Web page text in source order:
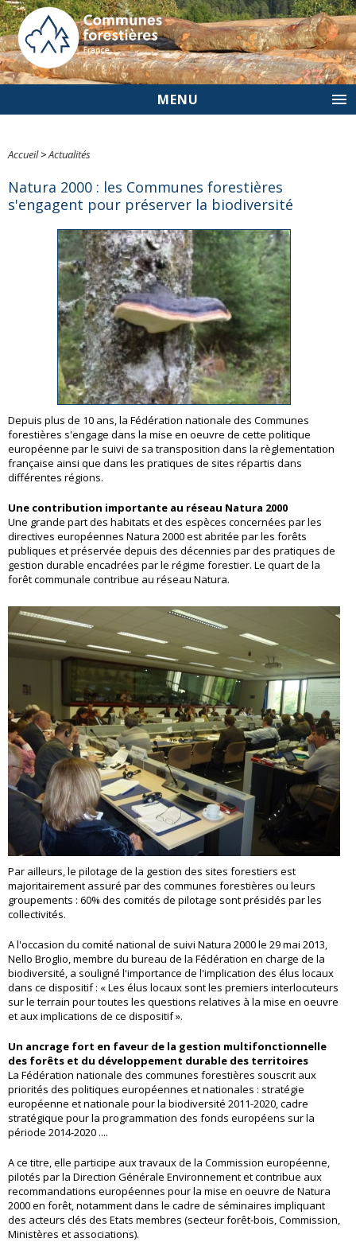
MENU
Accueil>Actualités
Natura 2000 : les Communes forestières
s'engagent pour préserver la biodiversité
Depuis plus de 10 ans, la Fédération nationale des Communes
forestières s'engage dans la mise en oeuvre de cette politique
européenne par le suivi de sa transposition dans la règlementation
française ainsi que dans les pratiques de sites répartis dans
différentes régions.
Une contribution importante au réseau Natura 2000
Une grande part des habitats et des espèces concernées par les
directives européennes Natura 2000 est abritée par les forêts
publiques et préservée depuis des décennies par des pratiques de
gestion durable encadrées par le régime forestier. Le quart de la
forêt communale contribue au réseau Natura.
Par ailleurs, le pilotage de la gestion des sites forestiers est
majoritairement assuré par des communes forestières ou leurs
groupements : 60% des comités de pilotage sont présidés par les
collectivités.
A l'occasion du comité national de suivi Natura 2000 le 29 mai 2013,
Nello Broglio, membre du bureau de la Fédération en charge de la
biodiversité, a souligné l'importance de l'implication des élus locaux
dans ce dispositif : « Les élus locaux sont les premiers interlocuteurs
sur le terrain pour toutes les questions relatives à la mise en oeuvre
et aux implications de ce dispositif ».
Un ancrage fort en faveur de la gestion multifonctionnelle
des forêts et du développement durable des territoires
La Fédération nationale des communes forestières souscrit aux
priorités des politiques européennes et nationales : stratégie
européenne et nationale pour la biodiversité 2011-2020, cadre
stratégique pour la programmation des fonds européens sur la
période 2014-2020 ....
A ce titre, elle participe aux travaux de la Commission européenne,
pilotés par la Direction Générale Environnement et contribue aux
recommandations européennes pour la mise en oeuvre de Natura
2000 en forêt, notamment dans le cadre de séminaires impliquant
des acteurs clés des Etats membres (secteur forêt-bois, Commission,
Ministères et associations).